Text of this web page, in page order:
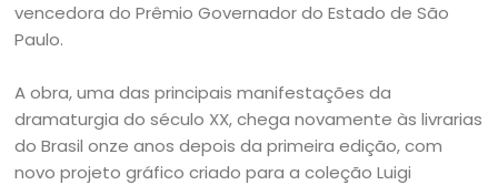
vencedora do Prêmio Governador do Estado de São
Paulo.
A obra, uma das principais manifestações da
dramaturgia do século XX, chega novamente às livrarias
do Brasil onze anos depois da primeira edição, com
novo projeto gráfico criado para a coleção Luigi